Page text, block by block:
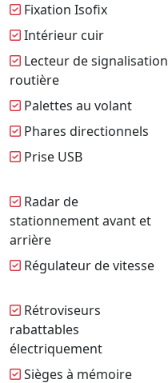
Fixation Isofix
Intérieur cuir
Lecteur de signalisation
routière
Palettes au volant
Phares directionnels
Prise USB
Radar de
stationnement avant et
arrière
Régulateur de vitesse
Rétroviseurs
rabattables
électriquement
Sièges à mémoire